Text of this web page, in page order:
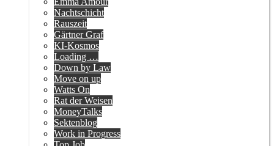
Nachtschicht
Rauszeit
Gärtner Graf
KI-Kosmos
Loading …
Down by Law
Move on up
Watts On
Rat der Weisen
MoneyTalks
Sektenblog
Work in Progress